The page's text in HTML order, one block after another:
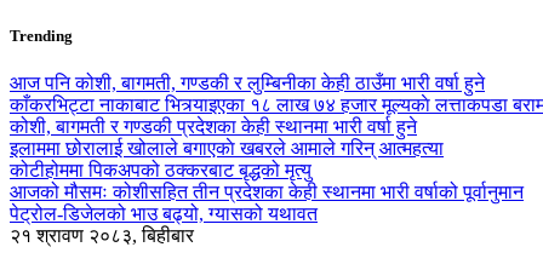
Trending
आज पनि कोशी, बागमती, गण्डकी र लुम्बिनीका केही ठाउँमा भारी वर्षा हुने
काँकरभिट्टा नाकाबाट भित्र्याइएका १८ लाख ७४ हजार मूल्यकाे लत्ताकपडा
कोशी, बागमती र गण्डकी प्रदेशका केही स्थानमा भारी वर्षा हुने
इलाममा छोरालाई खोलाले बगाएकाे खबरले आमाले गरिन् आत्महत्या
कोटीहोममा पिकअपको ठक्करबाट बृद्धको मृत्यु
आजको मौसमः कोशीसहित तीन प्रदेशका केही स्थानमा भारी वर्षाको पूर्वानुमान
पेट्रोल-डिजेलको भाउ बढ्यो, ग्यासको यथावत
२१ श्रावण २०८३, बिहीबार